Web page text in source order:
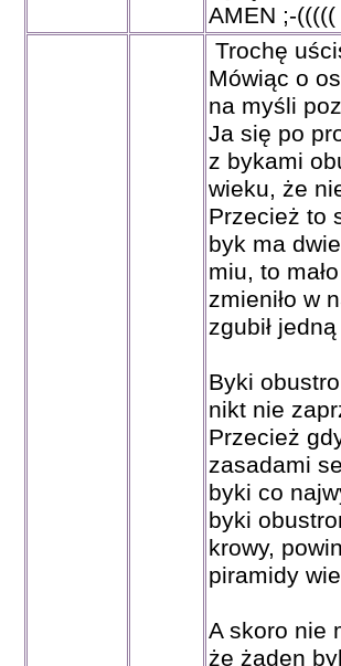
AMEN ;-(((((
Trochę
Mówiąc o
na myśli
Ja się po
z bykami
wieku, że
Przecież to
byk ma
miu, to
zmieniło w
zgubił
Byki
nikt nie
Przecież
zasadami
byki co
byki
krowy,
piramidy
A skoro nie
że żaden